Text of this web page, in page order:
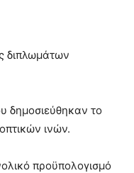
διπλωμάτων
δημοσιεύθηκαν το
ινών.
προϋπολογισμό